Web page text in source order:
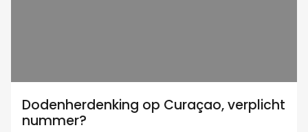
Dodenherdenking op Curaçao, verplicht
nummer?